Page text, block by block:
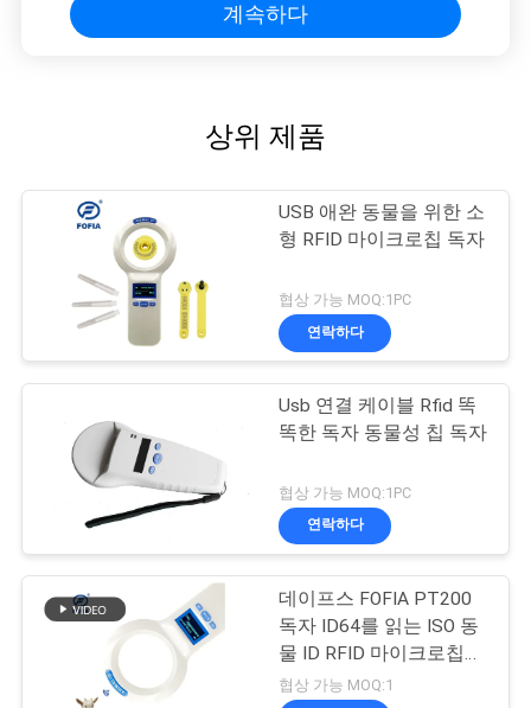
계속하다
상위 제품
USB 애완 동물을 위한 소
형 RFID 마이크로칩 독자
협상 가능 MOQ:1PC
연락하다
Usb 연결 케이블 Rfid 똑
똑한 독자 동물성 칩 독자
협상 가능 MOQ:1PC
연락하다
데이프스 FOFIA PT200
독자 ID64를 읽는 ISO 동
물 ID RFID 마이크로칩
스캐너
협상 가능 MOQ:1